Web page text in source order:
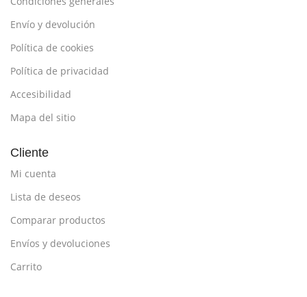
Envío y devolución
Política de cookies
Política de privacidad
Accesibilidad
Mapa del sitio
Cliente
Mi cuenta
Lista de deseos
Comparar productos
Envíos y devoluciones
Carrito